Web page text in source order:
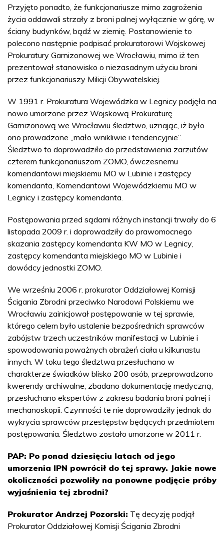
Przyjęto ponadto, że funkcjonariusze mimo zagrożenia
życia oddawali strzały z broni palnej wyłącznie w górę, w
ściany budynków, bądź w ziemię. Postanowienie to
polecono następnie podpisać prokuratorowi Wojskowej
Prokuratury Garnizonowej we Wrocławiu, mimo iż ten
prezentował stanowisko o niezasadnym użyciu broni
przez funkcjonariuszy Milicji Obywatelskiej.
W 1991 r. Prokuratura Wojewódzka w Legnicy podjęła na
nowo umorzone przez Wojskową Prokuraturę
Garnizonową we Wrocławiu śledztwo, uznając, iż było
ono prowadzone „mało wnikliwie i tendencyjnie”.
Śledztwo to doprowadziło do przedstawienia zarzutów
czterem funkcjonariuszom ZOMO, ówczesnemu
komendantowi miejskiemu MO w Lubinie i zastępcy
komendanta, Komendantowi Wojewódzkiemu MO w
Legnicy i zastępcy komendanta.
Postępowania przed sądami różnych instancji trwały do 6
listopada 2009 r. i doprowadziły do prawomocnego
skazania zastępcy komendanta KW MO w Legnicy,
zastępcy komendanta miejskiego MO w Lubinie i
dowódcy jednostki ZOMO.
We wrześniu 2006 r. prokurator Oddziałowej Komisji
Ścigania Zbrodni przeciwko Narodowi Polskiemu we
Wrocławiu zainicjował postępowanie w tej sprawie,
którego celem było ustalenie bezpośrednich sprawców
zabójstw trzech uczestników manifestacji w Lubinie i
spowodowania poważnych obrażeń ciała u kilkunastu
innych. W toku tego śledztwa przesłuchano w
charakterze świadków blisko 200 osób, przeprowadzono
kwerendy archiwalne, zbadano dokumentację medyczną,
przesłuchano ekspertów z zakresu badania broni palnej i
mechanoskopii. Czynności te nie doprowadziły jednak do
wykrycia sprawców przestępstw będących przedmiotem
postępowania. Śledztwo zostało umorzone w 2011 r.
PAP: Po ponad dziesięciu latach od jego
umorzenia IPN powrócił do tej sprawy. Jakie nowe
okoliczności pozwoliły na ponowne podjęcie próby
wyjaśnienia tej zbrodni?
Prokurator Andrzej Pozorski: Tę decyzję podjął
Prokurator Oddziałowej Komisji Ścigania Zbrodni